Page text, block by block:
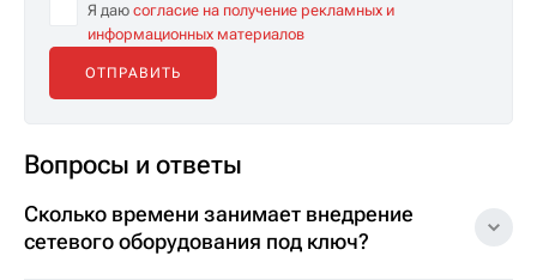
Я даю согласие на получение рекламных и
информационных материалов
Вопросы и ответы
Сколько времени занимает внедрение
сетевого оборудования под ключ?